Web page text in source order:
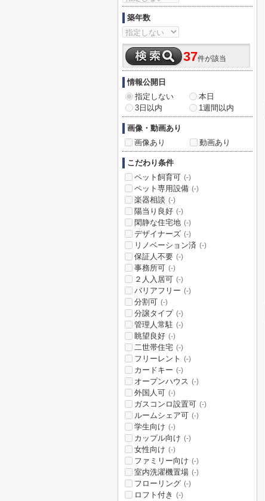
築年数
37件が該当
情報公開日
指定しない
本日
3日以内
1週間以内
画像・動画あり
画像あり
動画あり
こだわり条件
ペット飼育可 (-)
ペット専用設備 (-)
楽器相談 (-)
陽当り良好 (-)
閑静な住宅地 (-)
デザイナーズ (-)
リノベーション済 (-)
保証人不要 (-)
事務所可 (-)
２人入居可 (-)
バリアフリー (-)
分割可 (-)
分譲タイプ (-)
管理人常駐 (-)
眺望良好 (-)
二世帯住宅 (-)
フリーレント (-)
カードキー (-)
オープンハウス (-)
外国人可 (-)
ガスコンロ設置可 (-)
ルームシェア可 (-)
学生向け (-)
カップル向け (-)
女性向け (-)
ファミリー向け (-)
室内洗濯機置場 (-)
フローリング (-)
ロフト付き (-)